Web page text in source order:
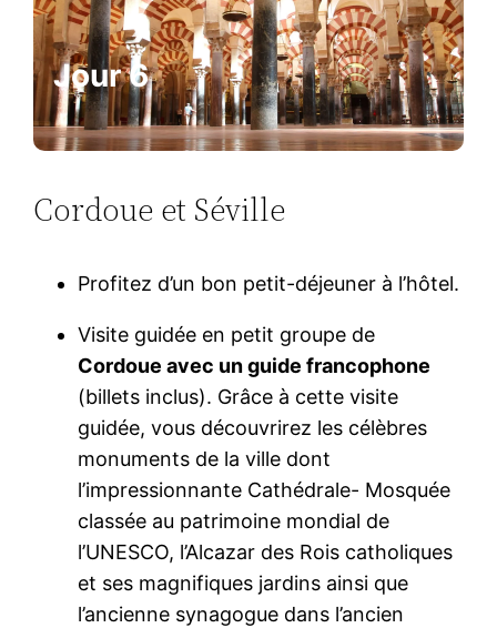
Jour 6
Cordoue et Séville
Profitez d’un bon petit-déjeuner à l’hôtel.
Visite guidée en petit groupe de
Cordoue avec un guide francophone
(billets inclus). Grâce à cette visite
guidée, vous découvrirez les célèbres
monuments de la ville dont
l’impressionnante Cathédrale- Mosquée
classée au patrimoine mondial de
l’UNESCO, l’Alcazar des Rois catholiques
et ses magnifiques jardins ainsi que
l’ancienne synagogue dans l’ancien